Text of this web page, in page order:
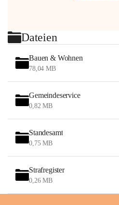
Dateien
Bauen & Wohnen
78,04 MB
Gemeindeservice
0,82 MB
Standesamt
0,75 MB
Strafregister
0,26 MB